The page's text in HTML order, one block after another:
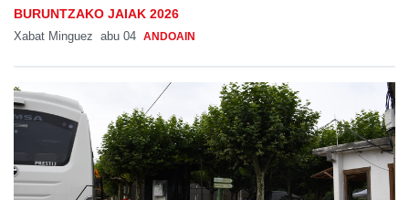
BURUNTZAKO JAIAK 2026
Xabat Minguez abu 04 ANDOAIN